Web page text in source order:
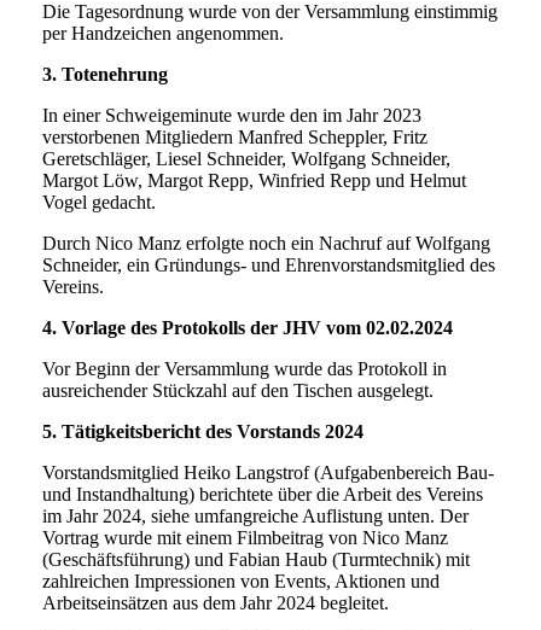
Die Tagesordnung wurde von der Versammlung einstimmig
per Handzeichen angenommen.
3. Totenehrung
In einer Schweigeminute wurde den im Jahr 2023
verstorbenen Mitgliedern Manfred Scheppler, Fritz
Geretschläger, Liesel Schneider, Wolfgang Schneider,
Margot Löw, Margot Repp, Winfried Repp und Helmut
Vogel gedacht.
Durch Nico Manz erfolgte noch ein Nachruf auf Wolfgang
Schneider, ein Gründungs- und Ehrenvorstandsmitglied des
Vereins.
4. Vorlage des Protokolls der JHV vom 02.02.2024
Vor Beginn der Versammlung wurde das Protokoll in
ausreichender Stückzahl auf den Tischen ausgelegt.
5. Tätigkeitsbericht des Vorstands 2024
Vorstandsmitglied Heiko Langstrof (Aufgabenbereich Bau-
und Instandhaltung) berichtete über die Arbeit des Vereins
im Jahr 2024, siehe umfangreiche Auflistung unten. Der
Vortrag wurde mit einem Filmbeitrag von Nico Manz
(Geschäftsführung) und Fabian Haub (Turmtechnik) mit
zahlreichen Impressionen von Events, Aktionen und
Arbeitseinsätzen aus dem Jahr 2024 begleitet.